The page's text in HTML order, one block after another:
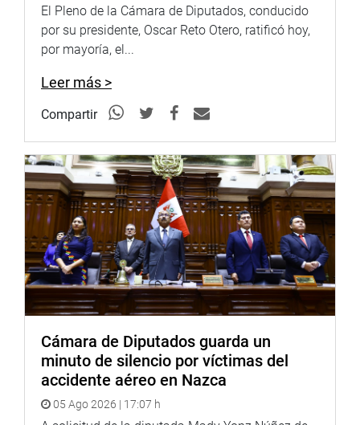
YouTube:https://goo.gl/VBXBNk
Radio:goo.gl/hMwTg1
El Pleno de la Cámara de Diputados, conducido
por su presidente, Oscar Reto Otero, ratificó hoy,
por mayoría, el...
Leer más >
Compartir
Cámara de Diputados guarda un
minuto de silencio por víctimas del
accidente aéreo en Nazca
05 Ago 2026 | 17:07 h